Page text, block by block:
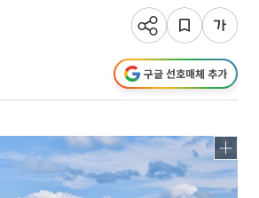
구글 선호매체 추가